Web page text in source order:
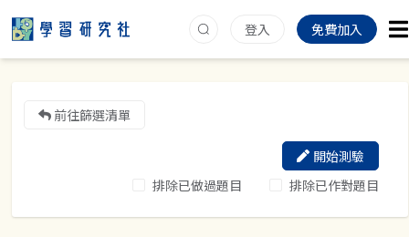
登入 免費加入
前往篩選清單
排除已做過題目 排除已作對題目
開始測驗